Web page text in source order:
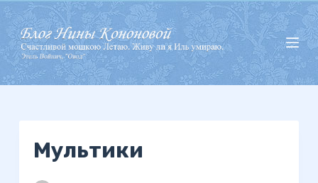
П
е
р
е
й
Мультики